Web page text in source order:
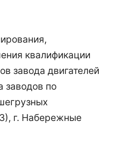
квалификации
завода двигателей
заводов по
г. Набережные